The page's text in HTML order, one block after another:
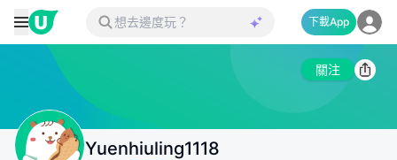
下載App
關注
Yuenhiuling1118